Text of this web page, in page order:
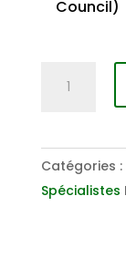
Council)
Lifetakt
Aloe
Vera
Catégories :
Spécialistes